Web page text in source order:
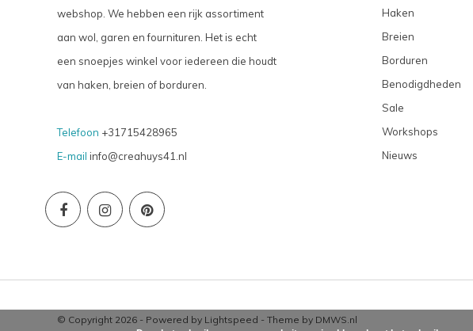
webshop. We hebben een rijk assortiment
aan wol, garen en fournituren. Het is echt
een snoepjes winkel voor iedereen die houdt
van haken, breien of borduren.
Telefoon +31715428965
E-mail info@creahuys41.nl
Haken
Breien
Borduren
Benodigdheden
Sale
Workshops
Nieuws
© Copyright 2026 - Powered by Lightspeed - Theme by DMWS.nl